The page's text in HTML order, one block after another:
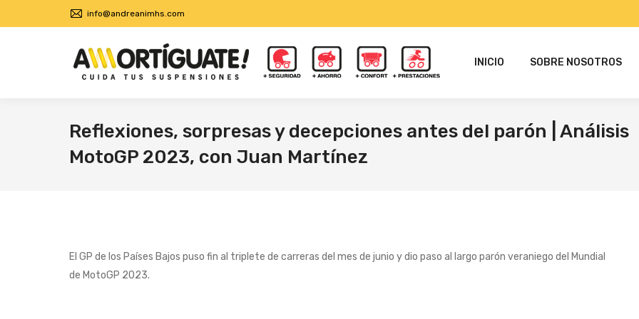
info@andreanimhs.com
INICIO SOBRE NOSOTROS
Reflexiones, sorpresas y decepciones antes del parón | Análisis
MotoGP 2023, con Juan Martínez
El GP de los Países Bajos puso fin al triplete de carreras del mes de junio y dio paso al largo parón veraniego del Mundial
de MotoGP 2023.